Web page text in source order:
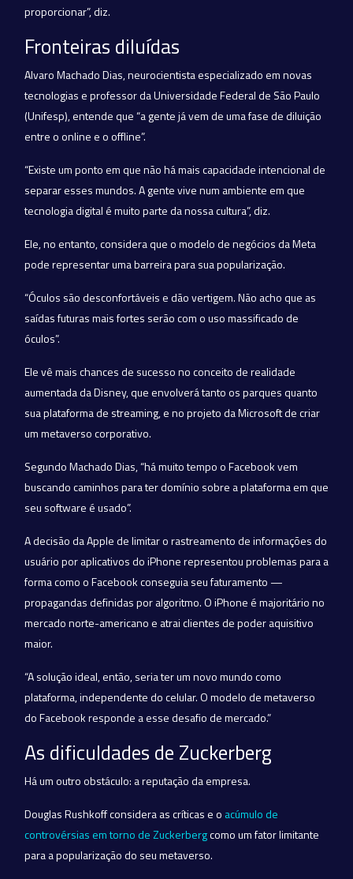
proporcionar”, diz.
Fronteiras diluídas
Alvaro Machado Dias, neurocientista especializado em novas
tecnologias e professor da Universidade Federal de São Paulo
(Unifesp), entende que “a gente já vem de uma fase de diluição
entre o online e o offline”.
“Existe um ponto em que não há mais capacidade intencional de
separar esses mundos. A gente vive num ambiente em que
tecnologia digital é muito parte da nossa cultura”, diz.
Ele, no entanto, considera que o modelo de negócios da Meta
pode representar uma barreira para sua popularização.
“Óculos são desconfortáveis e dão vertigem. Não acho que as
saídas futuras mais fortes serão com o uso massificado de
óculos”.
Ele vê mais chances de sucesso no conceito de realidade
aumentada da Disney, que envolverá tanto os parques quanto
sua plataforma de streaming, e no projeto da Microsoft de criar
um metaverso corporativo.
Segundo Machado Dias, “há muito tempo o Facebook vem
buscando caminhos para ter domínio sobre a plataforma em que
seu software é usado”.
A decisão da Apple de limitar o rastreamento de informações do
usuário por aplicativos do iPhone representou problemas para a
forma como o Facebook conseguia seu faturamento —
propagandas definidas por algoritmo. O iPhone é majoritário no
mercado norte-americano e atrai clientes de poder aquisitivo
maior.
“A solução ideal, então, seria ter um novo mundo como
plataforma, independente do celular. O modelo de metaverso
do Facebook responde a esse desafio de mercado.”
As dificuldades de Zuckerberg
Há um outro obstáculo: a reputação da empresa.
Douglas Rushkoff considera as críticas e o acúmulo de
controvérsias em torno de Zuckerbergcomo um fator limitante
para a popularização do seu metaverso.